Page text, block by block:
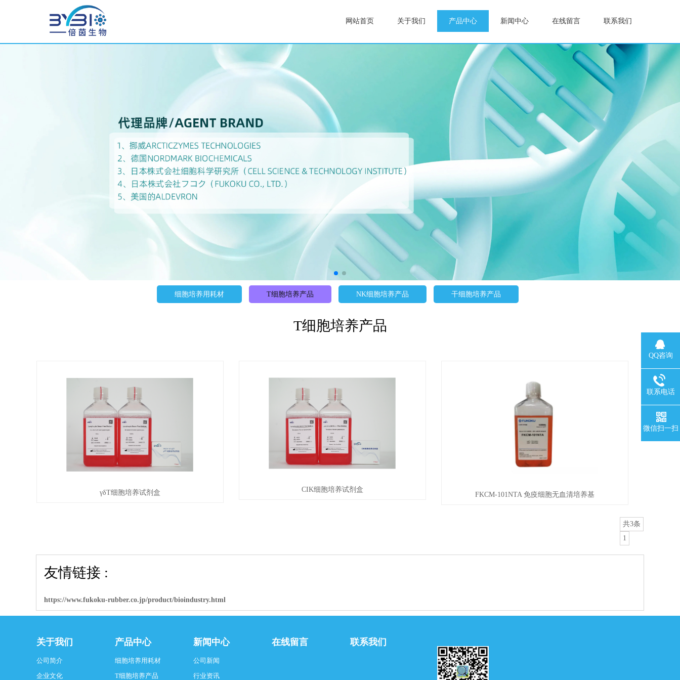
网站首页 关于我们 产品中心 新闻中心 在线留言 联系我们
细胞培养用耗材 T细胞培养产品 NK细胞培养产品 干细胞培养产品
T细胞培养产品
γδT细胞培养试剂盒 CIK细胞培养试剂盒
FKCM-101NTA 免疫细胞无血清培养基
共3条
1
友情链接 :
https://www.fukoku-rubber.co.jp/product/bioindustry.html
关于我们
公司简介
企业文化
产品中心
细胞培养用耗材
T细胞培养产品
新闻中心
公司新闻
行业资讯
在线留言 联系我们
QQ咨询
联系电话
微信扫一扫